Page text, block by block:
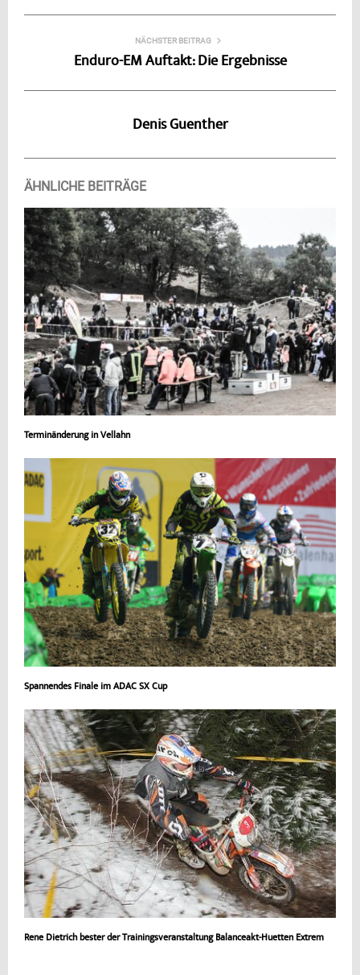
NÄCHSTER BEITRAG
Enduro-EM Auftakt: Die Ergebnisse
Denis Guenther
ÄHNLICHE BEITRÄGE
Terminänderung in Vellahn
Spannendes Finale im ADAC SX Cup
Rene Dietrich bester der Trainingsveranstaltung Balanceakt-Huetten Extrem